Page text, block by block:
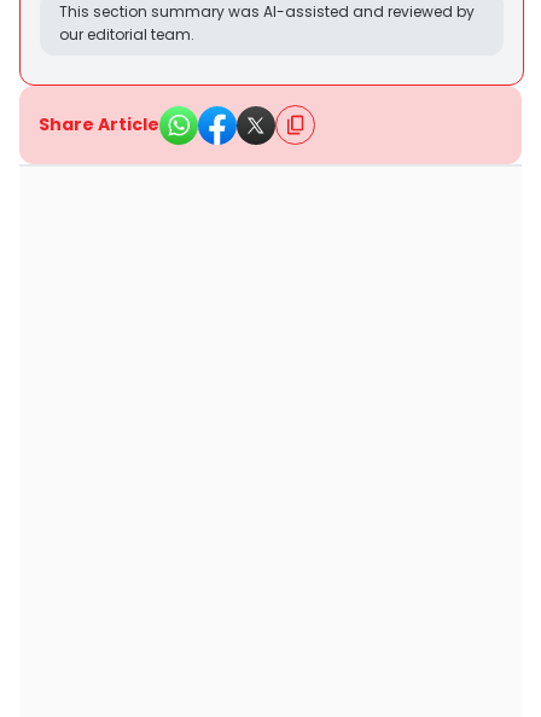
This section summary was AI-assisted and reviewed by
our editorial team.
Share Article